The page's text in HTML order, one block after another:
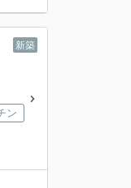
新築
ン